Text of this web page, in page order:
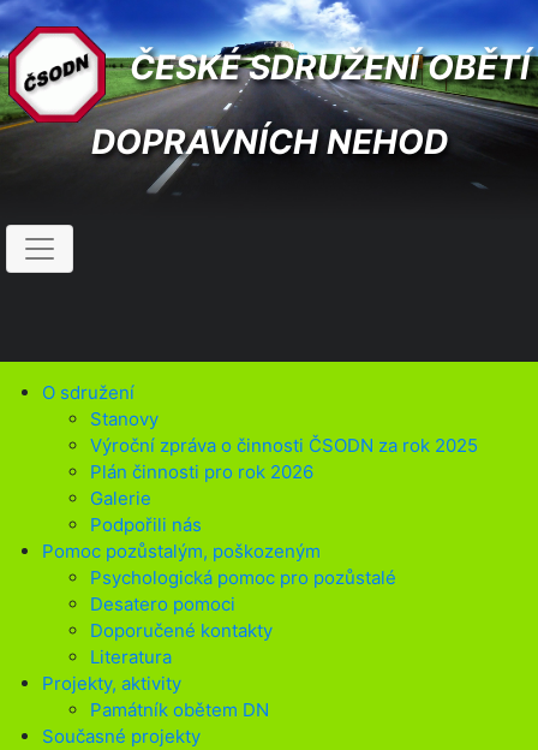
ČESKÉ SDRUŽENÍ OBĚTÍ
DOPRAVNÍCH NEHOD
O sdružení
Stanovy
Výroční zpráva o činnosti ČSODN za rok 2025
Plán činnosti pro rok 2026
Galerie
Podpořili nás
Pomoc pozůstalým, poškozeným
Psychologická pomoc pro pozůstalé
Desatero pomoci
Doporučené kontakty
Literatura
Projekty, aktivity
Památník obětem DN
Současné projekty